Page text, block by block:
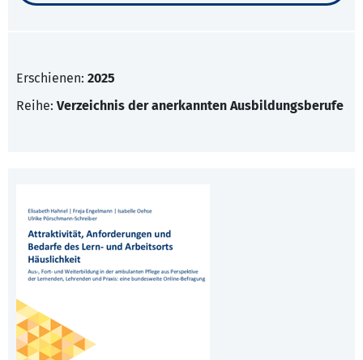
Erschienen: 2025
Reihe: Verzeichnis der anerkannten Ausbildungsberufe